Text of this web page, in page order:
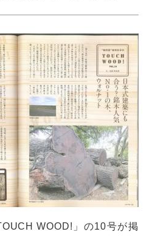
WOOD!」の10号が掲